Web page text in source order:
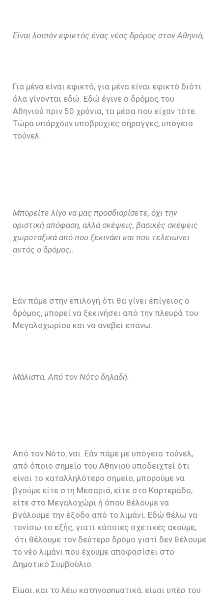
Είναι λοιπόν εφικτός ένας νέος δρόμος στον Αθηνιό;.
Για μένα είναι εφικτό, για μένα είναι εφικτό διότι
όλα γίνονται εδώ. Εδώ έγινε ο δρόμος του
Αθηνιού πριν 50 χρόνια, τα μέσα που είχαν τότε.
Τώρα υπάρχουν υποβρύχιες σήραγγες, υπόγεια
τούνελ.
Μπορείτε λίγο να μας προσδιορίσετε, όχι την
οριστική απόφαση, αλλά σκέψεις, βασικές σκέψεις
χωροταξικά από που ξεκινάει και που τελειώνει
αυτός ο δρόμος;.
Εάν πάμε στην επιλογή ότι θα γίνει επίγειος ο
δρόμος, μπορεί να ξεκινήσει από την πλευρά του
Μεγαλοχωρίου και να ανεβεί επάνω.
Μάλιστα. Από τονNότο δηλαδή.
Από τον Nότο, ναι. Εάν πάμε με υπόγεια τούνελ,
από όποιο σημείο του Αθηνιού υποδειχτεί ότι
είναι το καταλληλότερο σημείο, μπορούμε να
βγούμε είτε στη Μεσαριά, είτε στο Καρτεράδο,
είτε στο Μεγαλοχώρι ή όπου θέλουμε να
βγάλουμε την έξοδο από το λιμάνι. Εδώ θέλω να
τονίσω το εξής, γιατί κάποιες σχετικές ακούμε,
ότι θέλουμε τον δεύτερο δρόμο γιατί δεν θέλουμε
το νέο λιμάνι που έχουμε αποφασίσει στο
Δημοτικό Συμβούλιο.
Είμαι, και το λέω κατηγορηματικά, είμαι υπέρ του